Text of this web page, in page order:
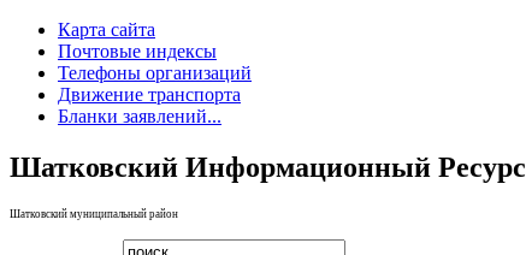
Карта сайта
Почтовые индексы
Телефоны организаций
Движение транспорта
Бланки заявлений...
Шатковский Информационный Ресурс
Шатковский муниципальный район